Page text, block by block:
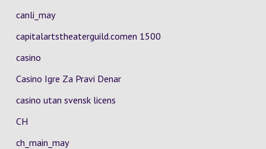
canli_may
capitalartstheaterguild.comen 1500
casino
Casino Igre Za Pravi Denar
casino utan svensk licens
CH
ch_main_may